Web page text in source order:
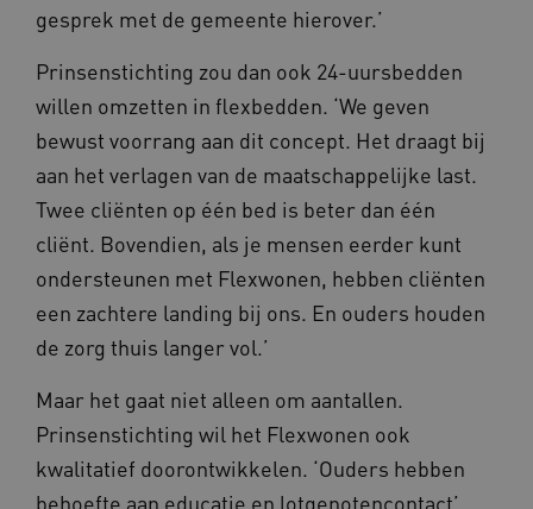
gesprek met de gemeente hierover.’
Prinsenstichting zou dan ook 24-uursbedden
willen omzetten in flexbedden. ‘We geven
bewust voorrang aan dit concept. Het draagt bij
aan het verlagen van de maatschappelijke last.
Twee cliënten op één bed is beter dan één
cliënt. Bovendien, als je mensen eerder kunt
ondersteunen met Flexwonen, hebben cliënten
een zachtere landing bij ons. En ouders houden
de zorg thuis langer vol.’
Maar het gaat niet alleen om aantallen.
Prinsenstichting wil het Flexwonen ook
kwalitatief doorontwikkelen. ‘Ouders hebben
behoefte aan educatie en lotgenotencontact’,
Corporation
.vilans.nl
www.vilans.nl
FPLC .vilans.nl